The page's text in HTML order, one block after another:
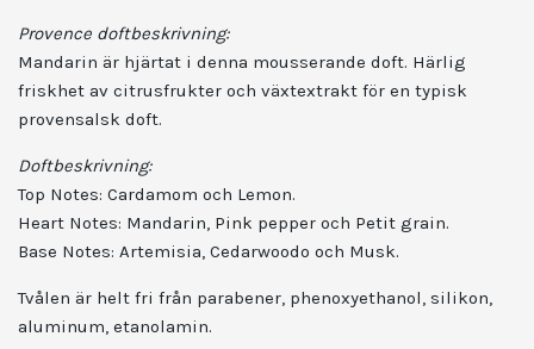
Provence doftbeskrivning:
Mandarin är hjärtat i denna mousserande doft. Härlig
friskhet av citrusfrukter och växtextrakt för en typisk
provensalsk doft.
Doftbeskrivning:
Top Notes: Cardamom och Lemon.
Heart Notes: Mandarin, Pink pepper och Petit grain.
Base Notes: Artemisia, Cedarwoodo och Musk.
Tvålen är helt fri från parabener, phenoxyethanol, silikon,
aluminum, etanolamin.